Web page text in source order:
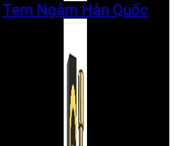
Tem Ngậm Hàn Quốc